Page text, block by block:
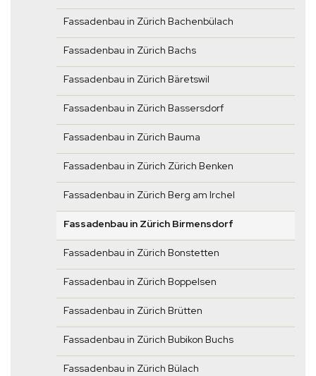
Fassadenbau in Zürich Bachenbülach
Fassadenbau in Zürich Bachs
Fassadenbau in Zürich Bäretswil
Fassadenbau in Zürich Bassersdorf
Fassadenbau in Zürich Bauma
Fassadenbau in Zürich Zürich Benken
Fassadenbau in Zürich Berg am Irchel
Fassadenbau in Zürich Birmensdorf
Fassadenbau in Zürich Bonstetten
Fassadenbau in Zürich Boppelsen
Fassadenbau in Zürich Brütten
Fassadenbau in Zürich Bubikon Buchs
Fassadenbau in Zürich Bülach